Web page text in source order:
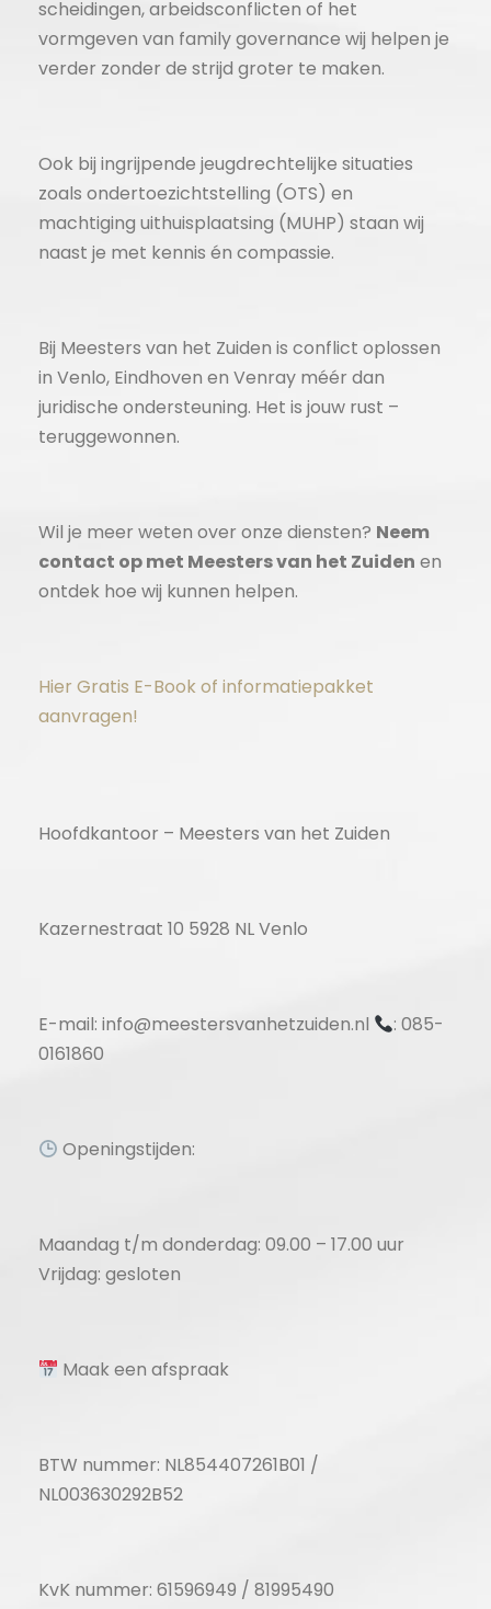
scheidingen, arbeidsconflicten of het
vormgeven van family governance wij helpen je
verder zonder de strijd groter te maken.
Ook bij ingrijpende jeugdrechtelijke situaties
zoals ondertoezichtstelling (OTS) en
machtiging uithuisplaatsing (MUHP) staan wij
naast je met kennis én compassie.
Bij Meesters van het Zuiden is conflict oplossen
in Venlo, Eindhoven en Venray méér dan
juridische ondersteuning. Het is jouw rust –
teruggewonnen.
Wil je meer weten over onze diensten? Neem
contact op met Meesters van het Zuiden en
ontdek hoe wij kunnen helpen.
Hier Gratis E-Book of informatiepakket
aanvragen!
Hoofdkantoor – Meesters van het Zuiden
Kazernestraat 10 5928 NL Venlo
E-mail: info@meestersvanhetzuiden.nl
: 085-
0161860
Openingstijden:
Maandag t/m donderdag: 09.00 – 17.00 uur
Vrijdag: gesloten
Maak een afspraak
BTW nummer: NL854407261B01 /
NL003630292B52
KvK nummer: 61596949 / 81995490